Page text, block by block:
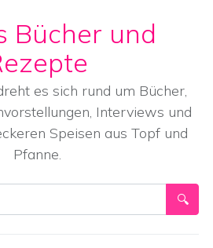
Bücher und
es sich rund um Bücher,
Interviews und
Speisen aus Topf und
Pfanne.